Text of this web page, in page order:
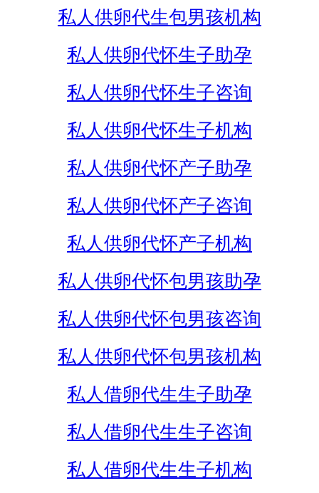
私人供卵代生包男孩机构
私人供卵代怀生子助孕
私人供卵代怀生子咨询
私人供卵代怀生子机构
私人供卵代怀产子助孕
私人供卵代怀产子咨询
私人供卵代怀产子机构
私人供卵代怀包男孩助孕
私人供卵代怀包男孩咨询
私人供卵代怀包男孩机构
私人借卵代生生子助孕
私人借卵代生生子咨询
私人借卵代生生子机构